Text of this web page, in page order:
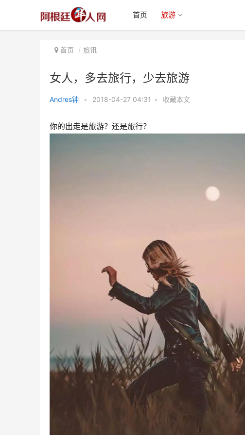
首页 旅游
首页 旅讯
女人，多去旅行，少去旅游
Andres钟 • 2018-04-27 04:31 • 收藏本文
你的出走是旅游？还是旅行？